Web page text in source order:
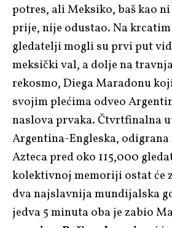
potres, ali Meksiko, baš kao
prije, nije odustao. Na
gledatelji mogli su prvi put
meksički val, a dolje na
rekosmo, Diega Maradonu
svojim plećima odveo
naslova prvaka. Čtvrtfinalna
Argentina-Engleska,
Azteca pred oko 115,000
kolektivnoj memoriji ostat će
dva najslavnija mundijalska
jedva 5 minuta oba je zabio